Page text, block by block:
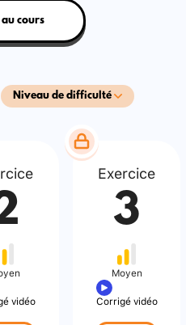
Niveau de difficulté
au cours
vidéo
Exercice
3
Moyen
Corrigé vidéo